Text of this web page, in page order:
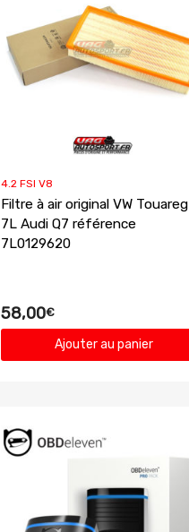
4.2 FSI V8
Filtre à air original VW Touareg
7L Audi Q7 référence
7L0129620
58,00€
Ajouter au panier